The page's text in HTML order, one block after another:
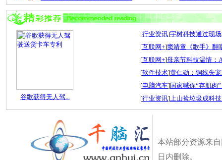
谷歌获得无人驾...
[行业资讯]宇树科技通过现
[互联网+]窦靖童《歌手》翻
[互联网+]母亲节科技温情：
[软件技术]黄仁勋：铜线失
[电脑汽车]国家喊你“存肌肉
[行业资讯]上山捡垃圾成科
本站部分资源来
日内删除。